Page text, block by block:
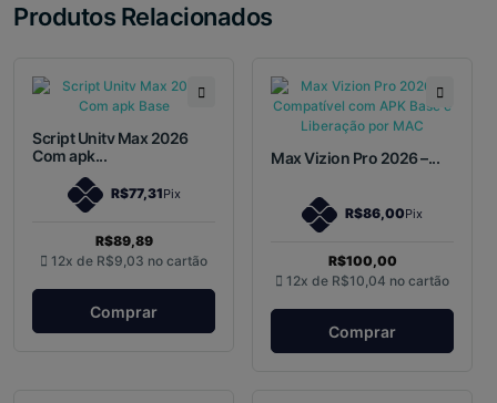
Produtos Relacionados
Script Unitv Max 2026
Com apk...
R$77,31Pix
R$89,89
12x de R$9,03 no cartão
Comprar
Max Vizion Pro 2026 –...
R$86,00Pix
R$100,00
12x de R$10,04 no cartão
Comprar